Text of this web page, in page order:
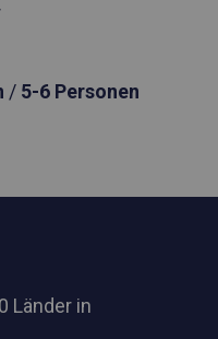
/ 5-6 Personen
Länder in